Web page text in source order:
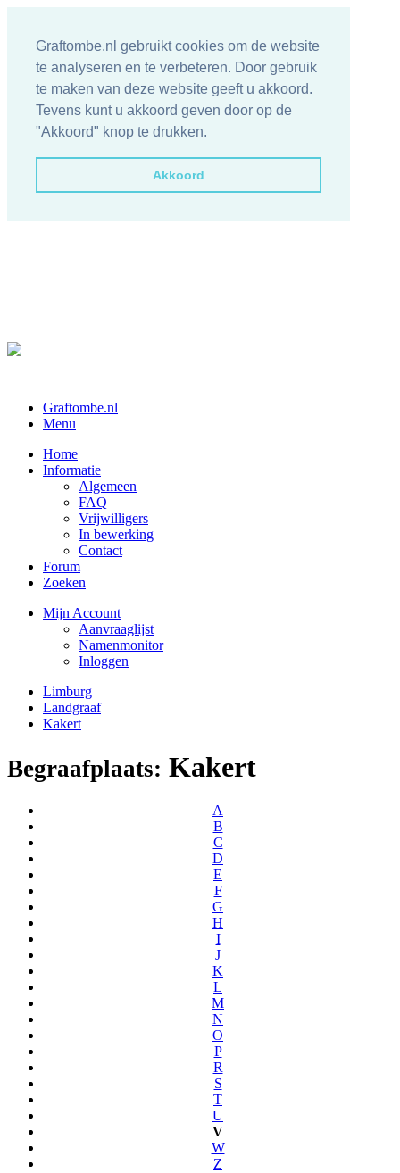
Graftombe.nl gebruikt cookies om de website
te analyseren en te verbeteren. Door gebruik
te maken van deze website geeft u akkoord.
Tevens kunt u akkoord geven door op de
"Akkoord" knop te drukken.
Akkoord
Graftombe.nl
Menu
Home
Informatie
Algemeen
FAQ
Vrijwilligers
In bewerking
Contact
Forum
Zoeken
Mijn Account
Aanvraaglijst
Namenmonitor
Inloggen
Limburg
Landgraaf
Kakert
Begraafplaats: Kakert
A
B
C
D
E
F
G
H
I
J
K
L
M
N
O
P
R
S
T
U
V
W
Z